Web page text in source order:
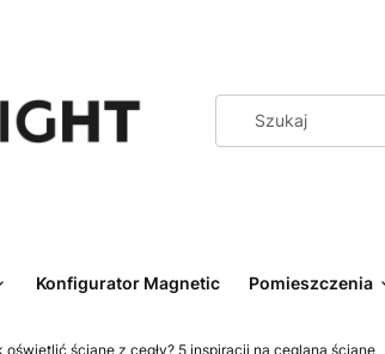
Konfigurator Magnetic Pomieszczenia
oświetlić ścianę z cegły? 5 inspiracji na ceglaną ścianę